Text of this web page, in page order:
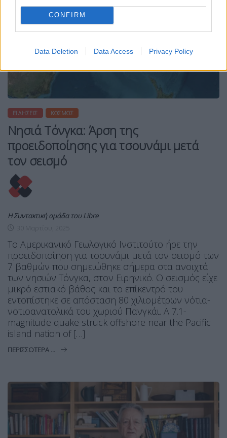
CONFIRM
Data Deletion Data Access Privacy Policy
ΕΙΔΉΣΕΙΣ ΚΌΣΜΟΣ
Νησιά Τόνγκα: Άρση της
προειδοποίησης για τσουνάμι μετά
τον σεισμό
Η Συντακτική ομάδα του Libre
Το Αμερικανικό Γεωλογικό Ινστιτούτο ήρε την
προειδοποίηση για τσουνάμι μετά τον σεισμό των
7 βαθμών που σημειώθηκε σήμερα στα ανοιχτά
των νησιών Τόνγκα, στον Ειρηνικό. Ο σεισμός είχε
μικρό εστιακό βάθος και το επίκεντρό του
εντοπίστηκε σε απόσταση 80 χιλιομέτρων νότια-
νοτιοανατολικά του χωριού Πανγκάι. A 7.1-
magnitude quake struck offshore near the Pacific
island nation of […]
ΠΕΡΙΣΣΌΤΕΡΑ ...